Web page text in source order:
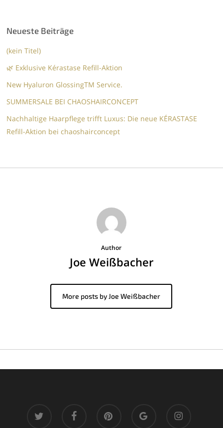
Neueste Beiträge
(kein Titel)
🌿 Exklusive Kérastase Refill-Aktion
New Hyaluron GlossingTM​ Service.​
SUMMERSALE BEI CHAOSHAIRCONCEPT
Nachhaltige Haarpflege trifft Luxus: Die neue KÉRASTASE
Refill-Aktion bei chaoshairconcept
Author
Joe Weißbacher
More posts by Joe Weißbacher
plus